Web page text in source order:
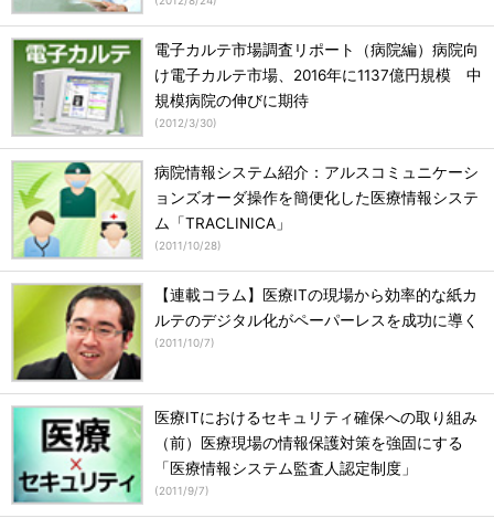
電子カルテ市場調査リポート（病院編）病院向
け電子カルテ市場、2016年に1137億円規模 中
規模病院の伸びに期待
(2012/3/30)
病院情報システム紹介：アルスコミュニケーシ
ョンズオーダ操作を簡便化した医療情報システ
ム「TRACLINICA」
(2011/10/28)
【連載コラム】医療ITの現場から効率的な紙カ
ルテのデジタル化がペーパーレスを成功に導く
(2011/10/7)
医療ITにおけるセキュリティ確保への取り組み
（前）医療現場の情報保護対策を強固にする
「医療情報システム監査人認定制度」
(2011/9/7)